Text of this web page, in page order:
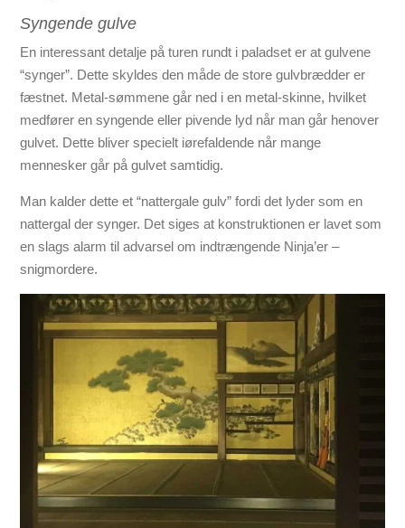
Syngende gulve
En interessant detalje på turen rundt i paladset er at gulvene
“synger”. Dette skyldes den måde de store gulvbrædder er
fæstnet. Metal-sømmene går ned i en metal-skinne, hvilket
medfører en syngende eller pivende lyd når man går henover
gulvet. Dette bliver specielt iørefaldende når mange
mennesker går på gulvet samtidig.
Man kalder dette et “nattergale gulv” fordi det lyder som en
nattergal der synger. Det siges at konstruktionen er lavet som
en slags alarm til advarsel om indtrængende Ninja’er –
snigmordere.